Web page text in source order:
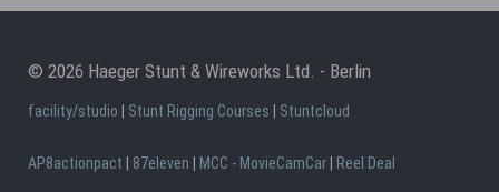
© 2026 Haeger Stunt & Wireworks Ltd. - Berlin
facility/studio Stunt Rigging Courses Stuntcloud
AP8actionpact 87eleven MCC - MovieCamCar| Reel Deal